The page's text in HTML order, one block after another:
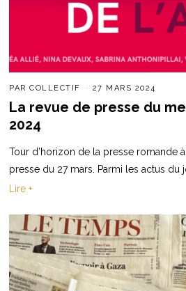
PARCOLLECTIF 27 MARS 2024
La revue de presse du
2024
Tour d’horizon de la presse romande
presse du 27 mars. Parmi les actus
Lire +